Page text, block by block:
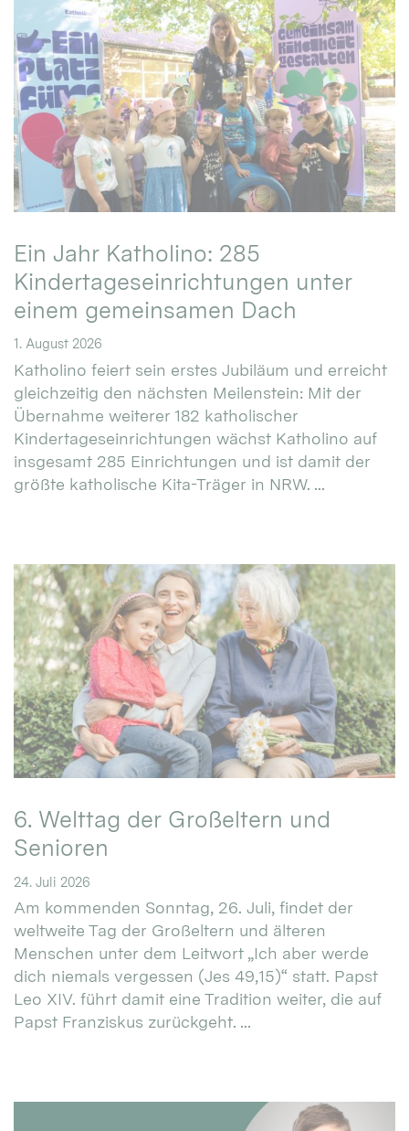
Ein Jahr Katholino: 285
Kindertageseinrichtungen unter
einem gemeinsamen Dach
1. August 2026
Katholino feiert sein erstes Jubiläum und erreicht
gleichzeitig den nächsten Meilenstein: Mit der
Übernahme weiterer 182 katholischer
Kindertageseinrichtungen wächst Katholino auf
insgesamt 285 Einrichtungen und ist damit der
größte katholische Kita-Träger in NRW. ...
6. Welttag der Großeltern und
Senioren
24. Juli 2026
Am kommenden Sonntag, 26. Juli, findet der
weltweite Tag der Großeltern und älteren
Menschen unter dem Leitwort „Ich aber werde
dich niemals vergessen (Jes 49,15)“ statt. Papst
Leo XIV. führt damit eine Tradition weiter, die auf
Papst Franziskus zurückgeht. ...